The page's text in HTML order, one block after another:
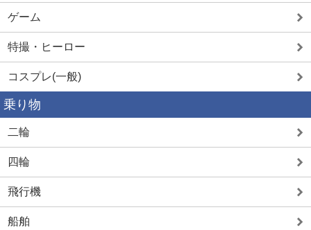
ゲーム
特撮・ヒーロー
コスプレ(一般)
乗り物
二輪
四輪
飛行機
船舶